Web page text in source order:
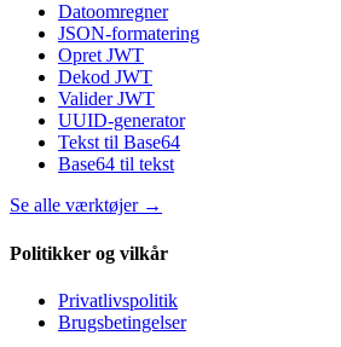
Datoomregner
JSON-formatering
Opret JWT
Dekod JWT
Valider JWT
UUID-generator
Tekst til Base64
Base64 til tekst
Se alle værktøjer→
Politikker og vilkår
Privatlivspolitik
Brugsbetingelser